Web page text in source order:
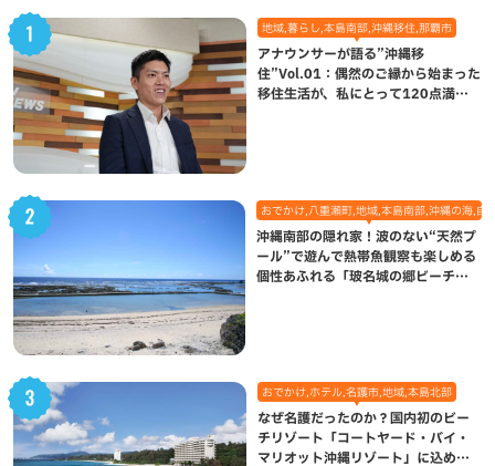
地域,暮らし,本島南部,沖縄移住,那覇市
アナウンサーが語る”沖縄移
住”Vol.01：偶然のご縁から始まった
移住生活が、私にとって120点満点
おでかけ,八重瀬町,地域,本島南部,沖縄の海,自
沖縄南部の隠れ家！波のない“天然プ
ール”で遊んで熱帯魚観察も楽しめる
個性あふれる「玻名城の郷ビーチ」
おでかけ,ホテル,名護市,地域,本島北部
なぜ名護だったのか？国内初のビー
チリゾート「コートヤード・バイ・
マリオット沖縄リゾート」に込めら